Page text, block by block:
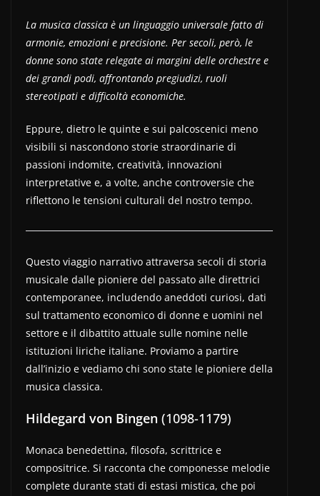
La musica classica è un linguaggio universale fatto di
armonie, emozioni e precisione. Per secoli, però, le
donne sono state relegate ai margini delle orchestre e
dei grandi podi, affrontando pregiudizi, ruoli
stereotipati e difficoltà economiche.
Eppure, dietro le quinte e sui palcoscenici meno
visibili si nascondono storie straordinarie di
passioni indomite, creatività, innovazioni
interpretative e, a volte, anche controversie che
riflettono le tensioni culturali del nostro tempo.
Questo viaggio narrativo attraversa secoli di storia
musicale dalle pioniere del passato alle direttrici
contemporanee, includendo aneddoti curiosi, dati
sul trattamento economico di donne e uomini nel
settore e il dibattito attuale sulle nomine nelle
istituzioni liriche italiane. Proviamo a partire
dall’inizio e vediamo chi sono state le pioniere della
musica classica.
Hildegard von Bingen (1098-1179)
Monaca benedettina, filosofa, scrittrice e
compositrice. Si racconta che componesse melodie
complete durante stati di estasi mistica, che poi